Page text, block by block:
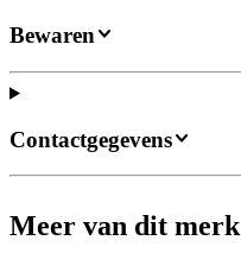
Bewaren
Contactgegevens
Meer van dit merk